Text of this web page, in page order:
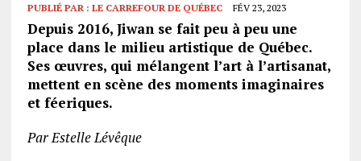
PUBLIÉ PAR : LE CARREFOUR DE QUÉBEC FÉV 23, 2023
Depuis 2016, Jiwan se fait peu à peu une
place dans le milieu artistique de Québec.
Ses œuvres, qui mélangent l’art à l’artisanat,
mettent en scène des moments imaginaires
et féeriques.
Par Estelle Lévêque